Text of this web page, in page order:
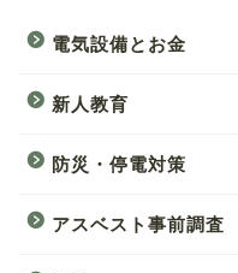
電気設備とお金
新人教育
防災・停電対策
アスベスト事前調査